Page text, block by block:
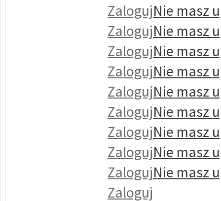
ZalogujNie masz
ZalogujNie masz
ZalogujNie masz
ZalogujNie masz
ZalogujNie masz
ZalogujNie masz
ZalogujNie masz
ZalogujNie masz
ZalogujNie masz
Zaloguj